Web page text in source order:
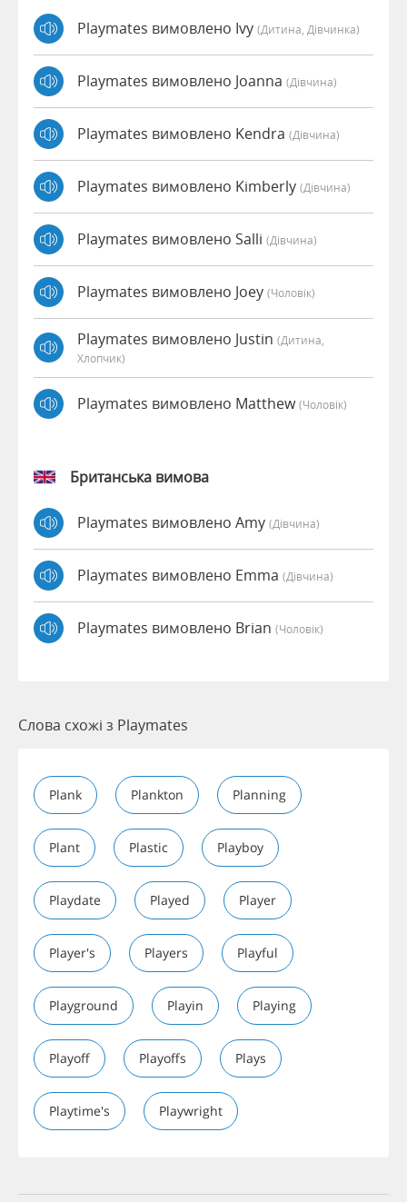
Playmates вимовлено Ivy (дитина, Дівчинка)
Playmates вимовлено Joanna (дівчина)
Playmates вимовлено Kendra (дівчина)
Playmates вимовлено Kimberly (дівчина)
Playmates вимовлено Salli (дівчина)
Playmates вимовлено Joey (чоловік)
Playmates вимовлено Justin (дитина,
Хлопчик)
Playmates вимовлено Matthew(чоловік)
Британська вимова
Playmates вимовлено Amy (дівчина)
Playmates вимовлено Emma (дівчина)
Playmates вимовлено Brian (чоловік)
Слова схожі з Playmates
Plank Plankton Planning
Plant Plastic Playboy
Playdate Played Player
Player's Players Playful
Playground Playin Playing
Playoff Playoffs Plays
Playtime's Playwright